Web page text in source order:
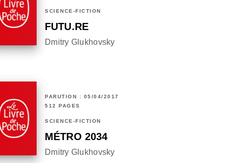
SCIENCE-FICTION
FUTU.RE
Dmitry Glukhovsky
PARUTION : 05/04/2017
512 PAGES
SCIENCE-FICTION
MÉTRO 2034
Dmitry Glukhovsky